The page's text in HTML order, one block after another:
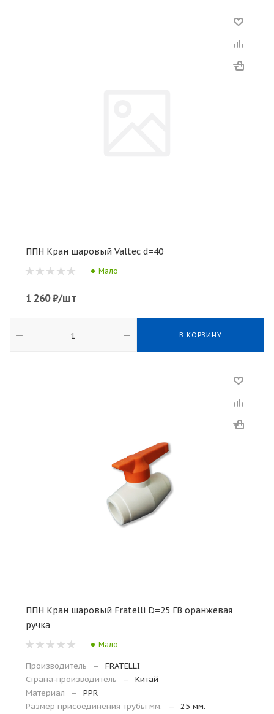
ППН Кран шаровый Valtec d=40
Мало
1 260₽/шт
В КОРЗИНУ
ППН Кран шаровый Fratelli D=25 ГВ оранжевая
ручка
Мало
Производитель —
FRATELLI
Страна-производитель
—
Китай
Материал
—
PPR
Размер присоединения трубы мм.
—
25 мм.